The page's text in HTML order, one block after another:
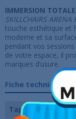
IMMERSION
SKILLCHAIRS ARENA
touche esthétique et
moderne et sa
pendant vos
de votre espace, il
marques d’usure.
Fiche technique
Tapis Surface